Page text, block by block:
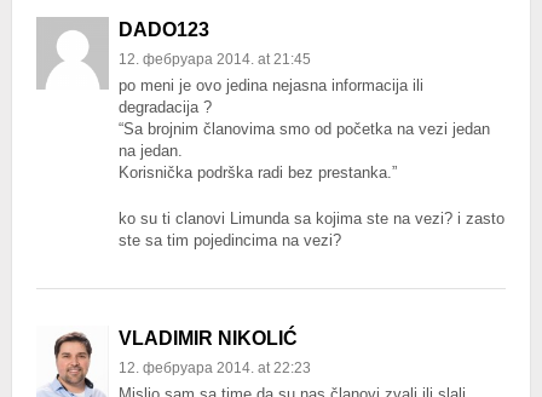
DADO123
12. фебруара 2014. at 21:45
po meni je ovo jedina nejasna informacija ili
degradacija ?
“Sa brojnim članovima smo od početka na vezi jedan
na jedan.
Korisnička podrška radi bez prestanka.”
ko su ti clanovi Limunda sa kojima ste na vezi? i zasto
ste sa tim pojedincima na vezi?
VLADIMIR NIKOLIĆ
12. фебруара 2014. at 22:23